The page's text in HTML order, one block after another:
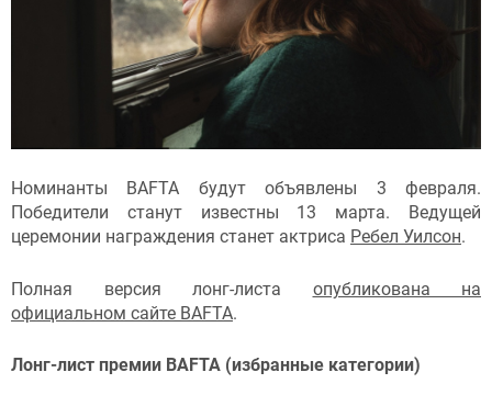
Номинанты BAFTA будут объявлены 3 февраля.
Победители станут известны 13 марта. Ведущей
церемонии награждения станет актриса Ребел Уилсон.
Полная версия лонг-листа опубликована на
официальном сайте BAFTA.
Лонг-лист премии BAFTA (избранные категории)